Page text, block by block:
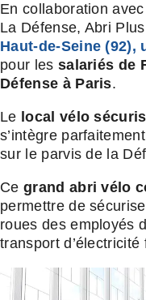
En collaboration
La Défense, Abri
Haut-de-Seine (92),
pour les salariés de
Défense à Paris.
Le local vélo
s’intègre
sur le parvis de la
Ce grand abri vélo
permettre de
roues des employés
transport d’électricité